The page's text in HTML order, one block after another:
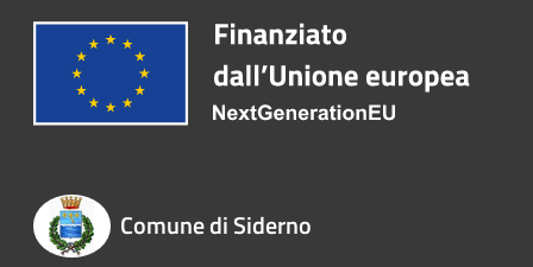
Comune di Siderno